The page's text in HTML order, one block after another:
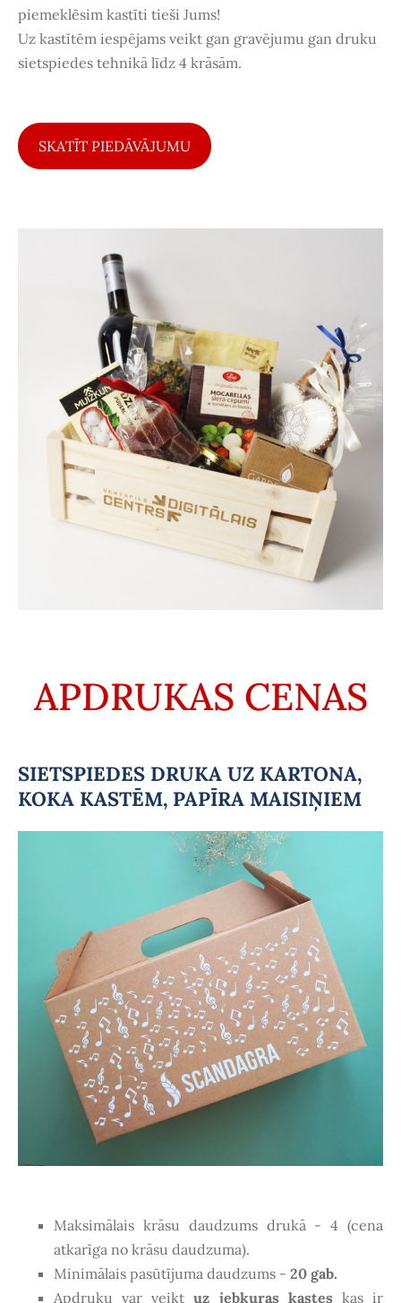
piemeklēsim kastīti tieši Jums!
Uz kastītēm iespējams veikt gan gravējumu gan druku
sietspiedes tehnikā līdz 4 krāsām.
SKATĪT PIEDĀVĀJUMU
APDRUKAS CENAS
SIETSPIEDES DRUKA UZ KARTONA,
KOKA KASTĒM, PAPĪRA MAISIŅIEM
Maksimālais krāsu daudzums drukā - 4 (cena
atkarīga no krāsu daudzuma).
Minimālais pasūtījuma daudzums - 20 gab.
Apdruku var veiktuz jebkuras kasteskas ir